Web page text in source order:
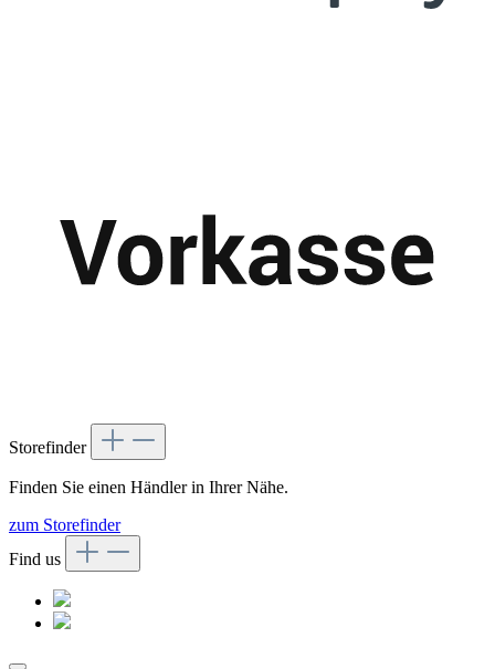
Storefinder
Finden Sie einen Händler in Ihrer Nähe.
zum Storefinder
Find us